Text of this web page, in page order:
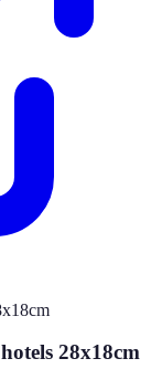
28x18cm